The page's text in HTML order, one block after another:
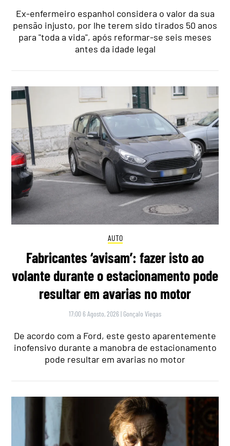
Ex-enfermeiro espanhol considera o valor da sua
pensão injusto, por lhe terem sido tirados 50 anos
para "toda a vida", após reformar-se seis meses
antes da idade legal
AUTO
Fabricantes ‘avisam’: fazer isto ao
volante durante o estacionamento pode
resultar em avarias no motor
17:00 6 Agosto, 2026 | Gonçalo Viegas
De acordo com a Ford, este gesto aparentemente
inofensivo durante a manobra de estacionamento
pode resultar em avarias no motor